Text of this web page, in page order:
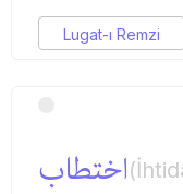
Lugat-ı Remzi
اختطاب